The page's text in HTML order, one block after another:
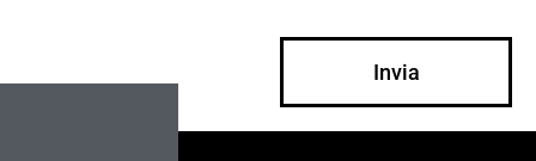
Invia